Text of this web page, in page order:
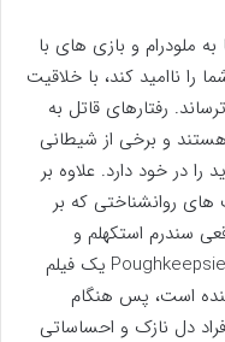
ملودرام و بازی های با
ناامید کند، با خلاقیت
رفتارهای قاتل به
و برخی از شیطانی
را در خود دارد. علاوه بر
روانشناختی که بر
سندرم استکهلم و
ترومای بعد از حوادث تاکید دارد. Poughkeepsie Tapes یک فیلم
است، پس هنگام
دل نازک و احساساتی